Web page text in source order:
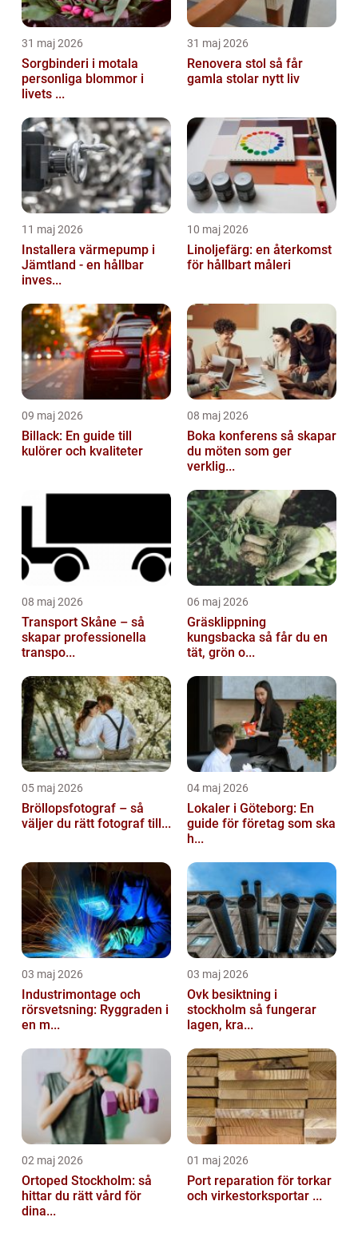
31 maj 2026
Sorgbinderi i motala
personliga blommor i
livets ...
31 maj 2026
Renovera stol så får
gamla stolar nytt liv
11 maj 2026
Installera värmepump i
Jämtland - en hållbar
inves...
10 maj 2026
Linoljefärg: en återkomst
för hållbart måleri
09 maj 2026
Billack: En guide till
kulörer och kvaliteter
08 maj 2026
Boka konferens så skapar
du möten som ger
verklig...
08 maj 2026
Transport Skåne – så
skapar professionella
transpo...
06 maj 2026
Gräsklippning
kungsbacka så får du en
tät, grön o...
05 maj 2026
Bröllopsfotograf – så
väljer du rätt fotograf till...
04 maj 2026
Lokaler i Göteborg: En
guide för företag som ska
h...
03 maj 2026
Industrimontage och
rörsvetsning: Ryggraden i
en m...
03 maj 2026
Ovk besiktning i
stockholm så fungerar
lagen, kra...
02 maj 2026
Ortoped Stockholm: så
hittar du rätt vård för
dina...
01 maj 2026
Port reparation för torkar
och virkestorksportar ...